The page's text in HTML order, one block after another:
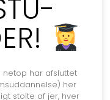
netop har afsluttet
her
stolte af jer, hver